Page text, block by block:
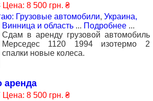
Цена: 8 500 грн. ₴
Грузовые автомобили, Украина,
Винница и область ... Подробнее ...
Сдам в аренду грузовой автомобиль
Мерседес 1120 1994 изотермо 2
спалки новые колеса.
аренда
Цена: 8 500 грн. ₴